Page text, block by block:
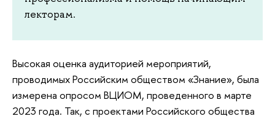
лекторам.
Высокая оценка аудиторией мероприятий,
проводимых Российским обществом «Знание», была
измерена опросом ВЦИОМ, проведенного в марте
2023 года. Так, с проектами Российского общества